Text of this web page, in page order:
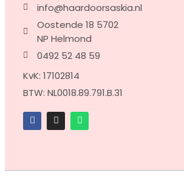
info@haardoorsaskia.nl
Oostende 18 5702
NP Helmond
0492 52 48 59
KvK: 17102814
BTW: NL0018.89.791.B.31